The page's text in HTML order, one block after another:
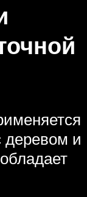
деревом и